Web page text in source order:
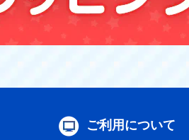
ご利用について